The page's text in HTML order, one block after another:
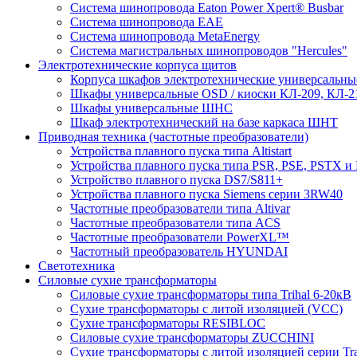
Система шинопровода Eaton Power Xpert® Busbar
Система шинопровода EAE
Система шинопровода MetaEnergy
Система магистральных шинопроводов "Hercules"
Электротехнические корпуса щитов
Корпуса шкафов электротехнические
Шкафы универсальные OSD / киоски КЛ-209, КЛ-
Шкафы универсальные ШНС
Шкаф электротехнический на базе каркаса ШНТ
Приводная техника (частотные преобразователи)
Устройства плавного пуска типа Altistart
Устройства плавного пуска типа PSR, PSE, PSTX и
Устройство плавного пуска DS7/S811+
Устройства плавного пуска Siemens серии 3RW40
Частотные преобразователи типа Altivar
Частотные преобразователи типа ACS
Частотные преобразователи PowerXL™
Частотный преобразователь HYUNDAI
Светотехника
Силовые сухие трансформаторы
Силовые сухие трансформаторы типа Trihal 6-20кВ
Сухие трансформаторы с литой изоляцией (VCC)
Сухие трансформаторы RESIBLOC
Силовые сухие трансформаторы ZUCCHINI
Сухие трансформаторы с литой изоляцией серии